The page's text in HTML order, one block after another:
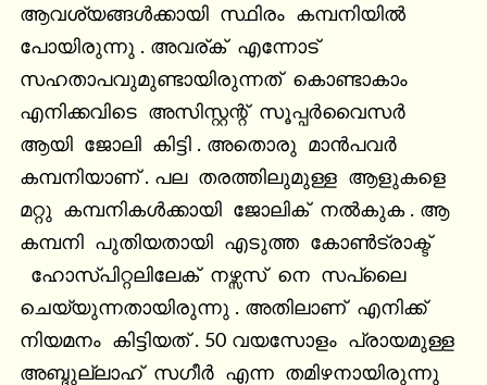
ആവശ്യങ്ങൾക്കായി  സ്ഥിരം  കമ്പനിയിൽ
പോയിരുന്നു . അവര്ക്  എന്നോട്
സഹതാപവുമുണ്ടായിരുന്നത്  കൊണ്ടാകാം
എനിക്കവിടെ  അസിസ്റ്റന്റ്  സൂപ്പർവൈസർ
ആയി  ജോലി  കിട്ടി . അതൊരു  മാൻപവർ
കമ്പനിയാണ് . പല  തരത്തിലുമുള്ള  ആളുകളെ
മറ്റു  കമ്പനികൾക്കായി  ജോലിക്  നൽകുക . ആ
കമ്പനി  പുതിയതായി  എടുത്ത  കോൺട്രാക്ട്
ഹോസ്പിറ്റലിലേക്  നഴ്സസ്  നെ  സപ്ലൈ
ചെയ്യുന്നതായിരുന്നു . അതിലാണ്  എനിക്ക്
നിയമനം  കിട്ടിയത് . 50 വയസോളം  പ്രായമുള്ള
അബ്ദുല്ലാഹ്  സഗീർ  എന്ന  തമിഴനായിരുന്നു